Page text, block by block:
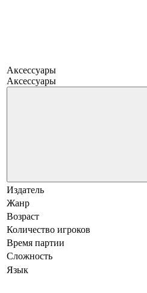
Аксессуары
Аксессуары
Издатель
Жанр
Возраст
Количество игроков
Время партии
Сложность
Язык